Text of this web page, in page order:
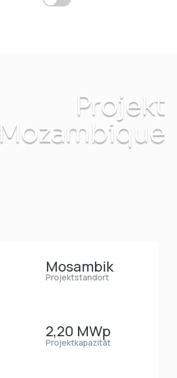
Projekt
Mozambique
Mosambik
Projektstandort
2,20 MWp
Projektkapazität